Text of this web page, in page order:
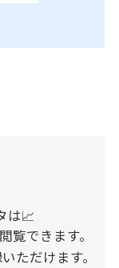
は📈
覧できます。
ただけます。